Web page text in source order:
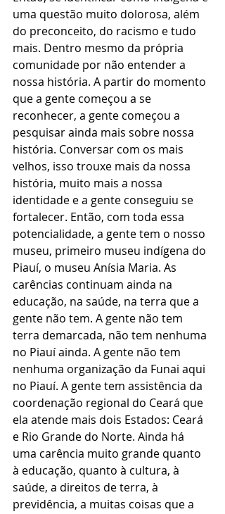
uma questão muito dolorosa, além
do preconceito, do racismo e tudo
mais. Dentro mesmo da própria
comunidade por não entender a
nossa história. A partir do momento
que a gente começou a se
reconhecer, a gente começou a
pesquisar ainda mais sobre nossa
história. Conversar com os mais
velhos, isso trouxe mais da nossa
história, muito mais a nossa
identidade e a gente conseguiu se
fortalecer. Então, com toda essa
potencialidade, a gente tem o nosso
museu, primeiro museu indígena do
Piauí, o museu Anísia Maria. As
carências continuam ainda na
educação, na saúde, na terra que a
gente não tem. A gente não tem
terra demarcada, não tem nenhuma
no Piauí ainda. A gente não tem
nenhuma organização da Funai aqui
no Piauí. A gente tem assistência da
coordenação regional do Ceará que
ela atende mais dois Estados: Ceará
e Rio Grande do Norte. Ainda há
uma carência muito grande quanto
à educação, quanto à cultura, à
saúde, a direitos de terra, à
previdência, a muitas coisas que a